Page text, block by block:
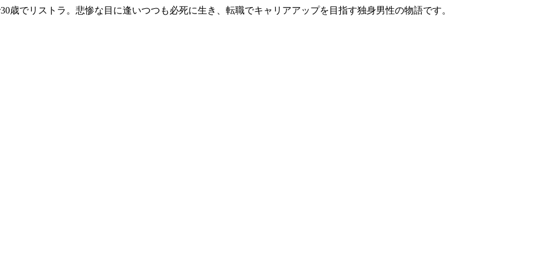
歳でリストラ。悲惨な目に逢いつつも必死に生き、転職でキャリアアップを目指す独身男性の物語です。